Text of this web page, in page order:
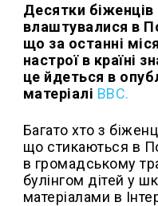
Десятки біженців
влаштувалися в
що за останні
настрої в країні
це йдеться в
матеріалі BBC.
Багато хто з
що стикаються в
в громадському
булінгом дітей у
матеріалами в